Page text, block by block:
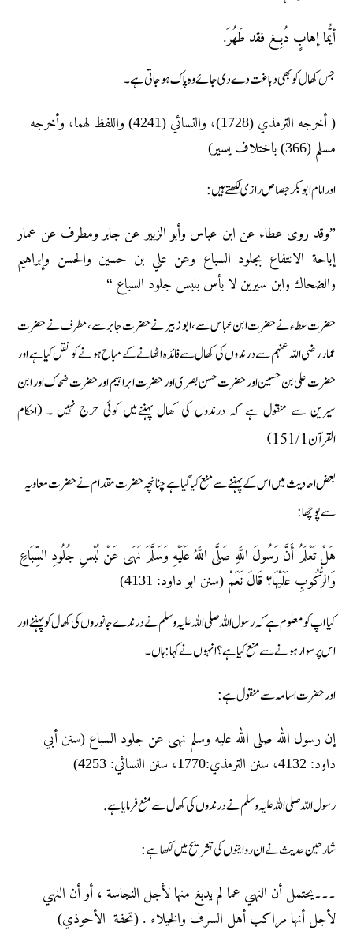
أيُّما إهابٍ دُبِغ فقد طَهُرَ.
جس کھال کو بھی دباغت دے دی جائے وہ پاک ہوجاتی ہے۔
( أخرجه الترمذي (1728)، والنسائي (4241) واللفظ لهما، وأخرجه
مسلم (366) باختلاف يسير)
اور امام ابوبکر جصاص رازی لکھتے ہیں:
”وقد روى عطاء عن ابن عباس وأبو الزبير عن جابر ومطرف عن عمار
إباحة الانتفاع بجلود السباع وعن علي بن حسين والحسن وإبراهيم
والضحاك وابن سيرين لا بأس بلبس جلود السباع “
حضرت عطاء نے حضرت ابن عباس سے ،ابو زبیر نے حضرت جابر سے،مطرف نے حضرت
عمار رضی اللہ عنہم سے درندوں کی کھال سے فائدہ اٹھانے کے مباح ہونے کو نقل کیا ہے اور
حضرت علی بن حسین اور حضرت حسن بصری اور حضرت ابراہیم اور حضرت ضحاک اور ابن
سیرین سے منقول ہے کہ درندوں کی کھال پہننےمیں کوئی حرج نہیں ۔ (احکام
القرآن 151/1)
بعض احادیث میں اس کے پہننے سے منع کیا گیا ہے چنانچہ حضرت مقدام نے حضرت معاویہ
سے پوچھا:
هَلْ تَعْلَمُ أَنَّ رَسُولَ اللَّهِ صَلَّى اللَّهُ عَلَيْهِ وَسَلَّمَ نَهَى عَنْ لُبْسِ جُلُودِ السِّبَاعِ
وَالرُّكُوبِ عَلَيْهَا؟ قَالَ نَعَمْ (سنن ابو داود: 4131)
کیا اپ کو معلوم ہے کہ رسول اللہ صلی اللہ علیہ وسلم نے درندے جانوروں کی کھال کو پہننے اور
اس پر سوار ہونے سے منع کیا ہے؟ انہوں نے کہا : ہاں۔
اور حضرت اسامہ سے منقول ہے :
إن رسول الله صلى الله عليه وسلم نهى عن جلود السباع (سنن أبي
داود: 4132، سنن الترمذي:1770، سنن النسائي: 4253)
رسول اللہ صلی اللہ علیہ وسلم نے درندوں کی کھال سے منع فرمایا ہے.
شارحین حدیث نے ان روایتوں کی تشریح میں لکھا ہے :
۔۔۔يحتمل أن النهي عما لم يدبغ منها لأجل النجاسة ، أو أن النهي
لأجل أنها مراكب أهل السرف والخيلاء . (تحفة الأحوذي)